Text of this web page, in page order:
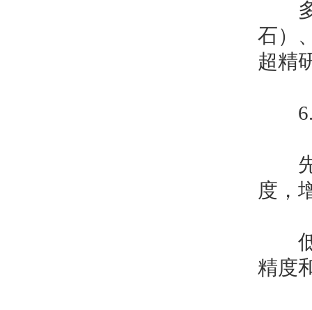
多
石）
超精
6.
先
度，
低
精度